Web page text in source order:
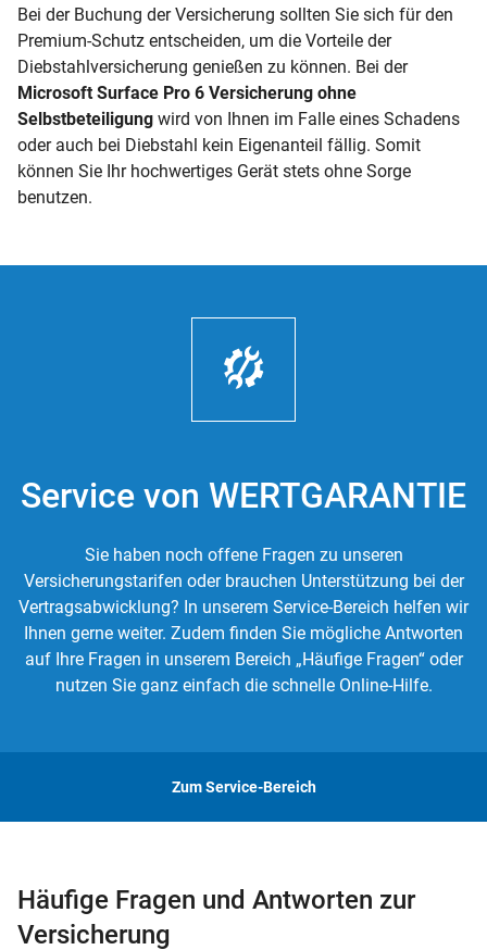
Bei der Buchung der Versicherung sollten Sie sich für den
Premium-Schutz entscheiden, um die Vorteile der
Diebstahlversicherung genießen zu können. Bei der
Microsoft Surface Pro 6 Versicherung ohne
Selbstbeteiligung wird von Ihnen im Falle eines Schadens
oder auch bei Diebstahl kein Eigenanteil fällig. Somit
können Sie Ihr hochwertiges Gerät stets ohne Sorge
benutzen.
Service von WERTGARANTIE
Sie haben noch offene Fragen zu unseren
Versicherungstarifen oder brauchen Unterstützung bei der
Vertragsabwicklung? In unserem Service-Bereich helfen wir
Ihnen gerne weiter. Zudem finden Sie mögliche Antworten
auf Ihre Fragen in unserem Bereich „Häufige Fragen“ oder
nutzen Sie ganz einfach die schnelle Online-Hilfe.
Zum Service-Bereich
Häufige Fragen und Antworten zur
Versicherung